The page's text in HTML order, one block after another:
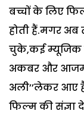
बच्चों के लिए
होती हैं.मगर
चुके,कई म्यूजिक
अकबर और आजम
अली’’लेकर आए
फिल्म की संज्ञा